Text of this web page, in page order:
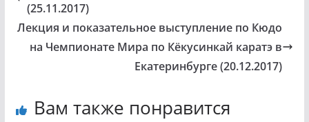
(25.11.2017)
Лекция и показательное выступление по Кюдо
на Чемпионате Мира по Кёкусинкай каратэ в
Екатеринбурге (20.12.2017)
Вам также понравится